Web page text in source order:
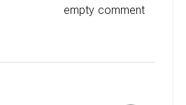
empty comment